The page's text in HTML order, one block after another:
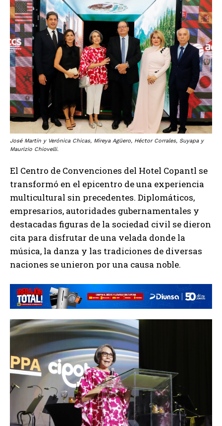
José Martín y Verónica Chicas, Mireya Agüero, Héctor Corrales, Suyapa y
Maurizio Chiovelli.
El Centro de Convenciones del Hotel Copantl se
transformó en el epicentro de una experiencia
multicultural sin precedentes. Diplomáticos,
empresarios, autoridades gubernamentales y
destacadas figuras de la sociedad civil se dieron
cita para disfrutar de una velada donde la
música, la danza y las tradiciones de diversas
naciones se unieron por una causa noble.